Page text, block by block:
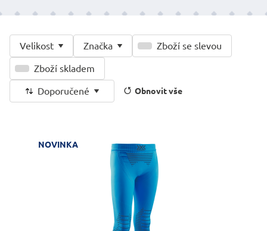
Velikost Značka Zboží se slevou
Zboží skladem
Doporučené Obnovit vše
NOVINKA